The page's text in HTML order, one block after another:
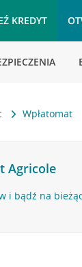
KREDYT
Wpłatomat
Agricole
i bądź na